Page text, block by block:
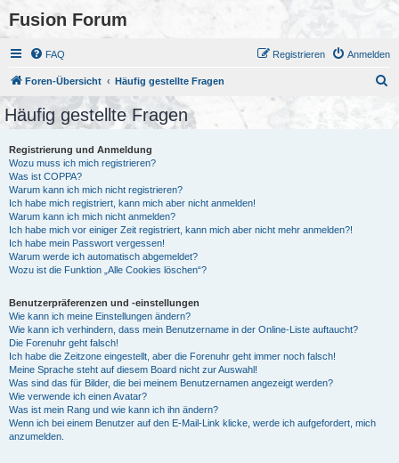
Fusion Forum
FAQ Anmelden
Registrieren
Foren-Übersicht Häufig gestellte Fragen
Häufig gestellte Fragen
Registrierung und Anmeldung
Wozu muss ich mich registrieren?
Was ist COPPA?
Warum kann ich mich nicht registrieren?
Ich habe mich registriert, kann mich aber nicht anmelden!
Warum kann ich mich nicht anmelden?
Ich habe mich vor einiger Zeit registriert, kann mich aber nicht mehr anmelden?!
Ich habe mein Passwort vergessen!
Warum werde ich automatisch abgemeldet?
Wozu ist die Funktion „Alle Cookies löschen“?
Benutzerpräferenzen und -einstellungen
Wie kann ich meine Einstellungen ändern?
Wie kann ich verhindern, dass mein Benutzername in der Online-Liste auftaucht?
Die Forenuhr geht falsch!
Ich habe die Zeitzone eingestellt, aber die Forenuhr geht immer noch falsch!
Meine Sprache steht auf diesem Board nicht zur Auswahl!
Was sind das für Bilder, die bei meinem Benutzernamen angezeigt werden?
Wie verwende ich einen Avatar?
Was ist mein Rang und wie kann ich ihn ändern?
Wenn ich bei einem Benutzer auf den E-Mail-Link klicke, werde ich aufgefordert, mich
anzumelden.